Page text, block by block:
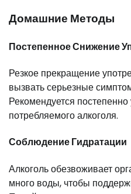
Домашние Методы
Постепенное Снижение
Резкое прекращение
вызвать серьезные
Рекомендуется
потребляемого алкоголя.
Соблюдение Гидратации
Алкоголь обезвоживает
много воды, чтобы